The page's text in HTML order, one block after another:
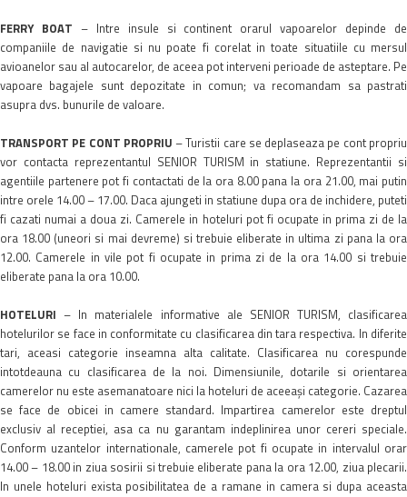
FERRY BOAT – Intre insule si continent orarul vapoarelor depinde de
companiile de navigatie si nu poate fi corelat in toate situatiile cu mersul
avioanelor sau al autocarelor, de aceea pot interveni perioade de asteptare. Pe
vapoare bagajele sunt depozitate in comun; va recomandam sa pastrati
asupra dvs. bunurile de valoare.
TRANSPORT PE CONT PROPRIU – Turistii care se deplaseaza pe cont propriu
vor contacta reprezentantul SENIOR TURISM in statiune. Reprezentantii si
agentiile partenere pot fi contactati de la ora 8.00 pana la ora 21.00, mai putin
intre orele 14.00 – 17.00. Daca ajungeti in statiune dupa ora de inchidere, puteti
fi cazati numai a doua zi. Camerele in hoteluri pot fi ocupate in prima zi de la
ora 18.00 (uneori si mai devreme) si trebuie eliberate in ultima zi pana la ora
12.00. Camerele in vile pot fi ocupate in prima zi de la ora 14.00 si trebuie
eliberate pana la ora 10.00.
HOTELURI – In materialele informative ale SENIOR TURISM, clasificarea
hotelurilor se face in conformitate cu clasificarea din tara respectiva. In diferite
tari, aceasi categorie inseamna alta calitate. Clasificarea nu corespunde
intotdeauna cu clasificarea de la noi. Dimensiunile, dotarile si orientarea
camerelor nu este asemanatoare nici la hoteluri de aceeaşi categorie. Cazarea
se face de obicei in camere standard. Impartirea camerelor este dreptul
exclusiv al receptiei, asa ca nu garantam indeplinirea unor cereri speciale.
Conform uzantelor internationale, camerele pot fi ocupate in intervalul orar
14.00 – 18.00 in ziua sosirii si trebuie eliberate pana la ora 12.00, ziua plecarii.
In unele hoteluri exista posibilitatea de a ramane in camera si dupa aceasta